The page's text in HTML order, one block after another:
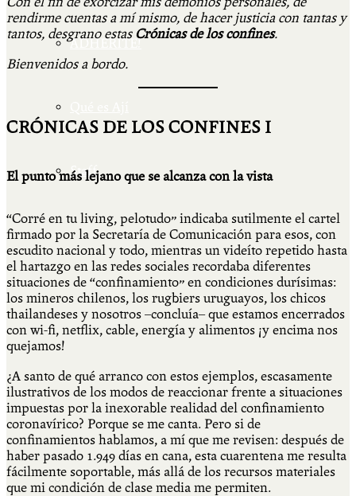
ADHERITE!
Staff
rendirme cuentas a mí mismo, de hacer justicia con tantas y
tantos, desgrano estas Crónicas de los confines.
Bienvenidos a bordo.
CRÓNICAS DE LOS CONFINES I
El punto más lejano que se alcanza con la vista
“Corré en tu living, pelotudo” indicaba sutilmente el cartel
firmado por la Secretaría de Comunicación para esos, con
escudito nacional y todo, mientras un videíto repetido hasta
el hartazgo en las redes sociales recordaba diferentes
situaciones de “confinamiento” en condiciones durísimas:
los mineros chilenos, los rugbiers uruguayos, los chicos
thailandeses y nosotros –concluía– que estamos encerrados
con wi-fi, netflix, cable, energía y alimentos ¡y encima nos
quejamos!
¿A santo de qué arranco con estos ejemplos, escasamente
ilustrativos de los modos de reaccionar frente a situaciones
impuestas por la inexorable realidad del confinamiento
coronavírico? Porque se me canta. Pero si de
confinamientos hablamos, a mí que me revisen: después de
haber pasado 1.949 días en cana, esta cuarentena me resulta
fácilmente soportable, más allá de los recursos materiales
que mi condición de clase media me permiten.